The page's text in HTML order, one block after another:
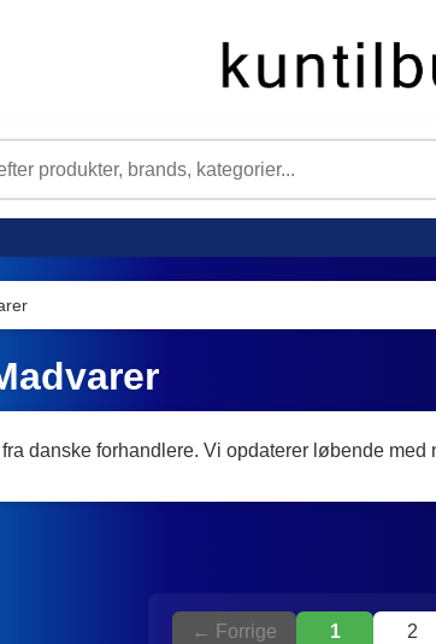
danske forhandlere. Vi opdaterer løbende med
← Forrige 1 2